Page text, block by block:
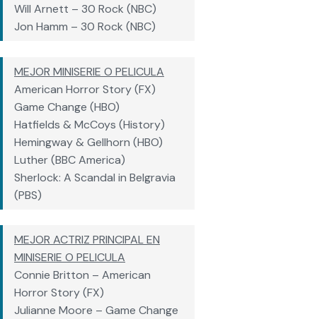
Will Arnett – 30 Rock (NBC)
Jon Hamm – 30 Rock (NBC)
MEJOR MINISERIE O PELICULA
American Horror Story (FX)
Game Change (HBO)
Hatfields & McCoys (History)
Hemingway & Gellhorn (HBO)
Luther (BBC America)
Sherlock: A Scandal in Belgravia
(PBS)
MEJOR ACTRIZ PRINCIPAL EN
MINISERIE O PELICULA
Connie Britton – American
Horror Story (FX)
Julianne Moore – Game Change